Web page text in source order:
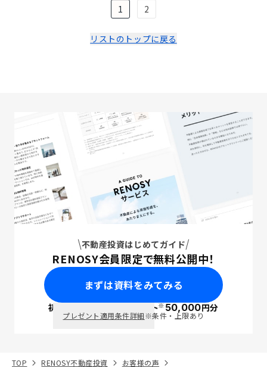
1 2
リストのトップに戻る
不動産投資はじめてガイド
RENOSY会員限定で無料公開中！
まずは資料をみてみる
初回面談で ポイント※50,000円分
プレゼント適用条件詳細※条件・上限あり
TOP RENOSY不動産投資
お客様の声